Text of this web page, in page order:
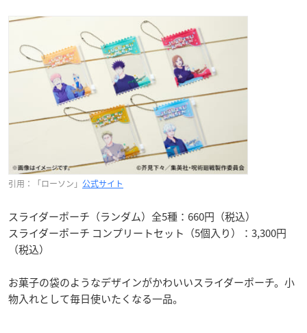
引用：「ローソン」 公式サイト
スライダーポーチ（ランダム）全5種：660円（税込）
スライダーポーチ コンプリートセット（5個入り）：3,300円
（税込）
お菓子の袋のようなデザインがかわいいスライダーポーチ。小
物入れとして毎日使いたくなる一品。